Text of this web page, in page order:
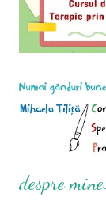
despre